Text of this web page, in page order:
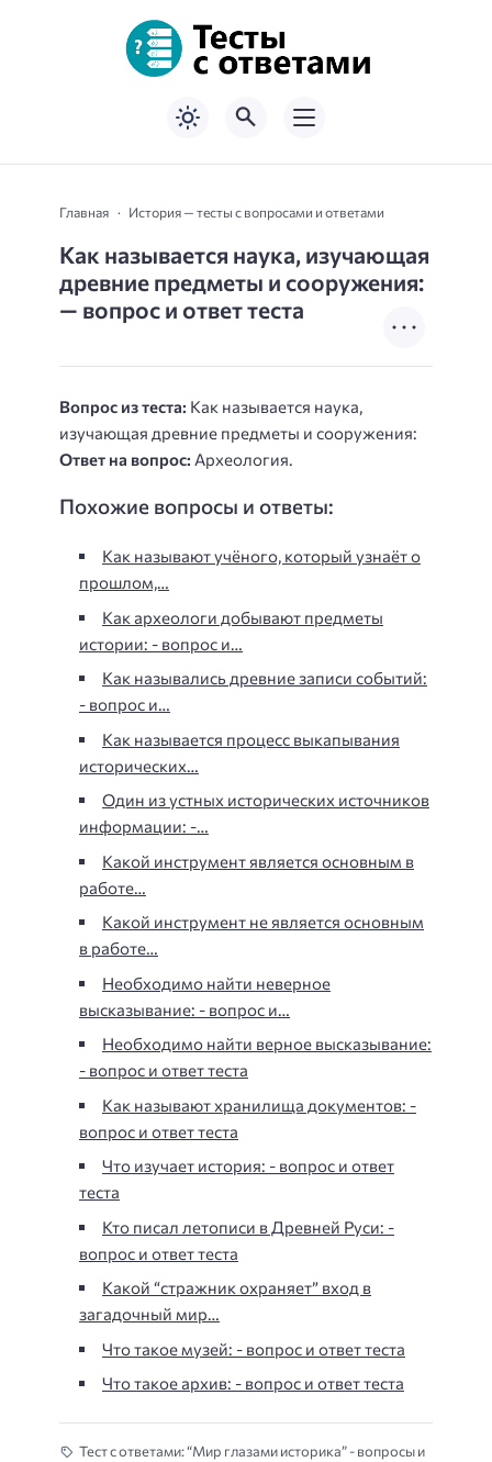
Главная История — тесты с вопросами и ответами
Как называется наука, изучающая
древние предметы и сооружения:
— вопрос и ответ теста
Вопрос из теста: Как называется наука,
изучающая древние предметы и сооружения:
Ответ на вопрос: Археология.
Похожие вопросы и ответы:
Как называют учёного, который узнаёт о
прошлом,…
Как археологи добывают предметы
истории: - вопрос и…
Как назывались древние записи событий:
- вопрос и…
Как называется процесс выкапывания
исторических…
Один из устных исторических источников
информации: -…
Какой инструмент является основным в
работе…
Какой инструмент не является основным
в работе…
Необходимо найти неверное
высказывание: - вопрос и…
Необходимо найти верное высказывание:
- вопрос и ответ теста
Как называют хранилища документов: -
вопрос и ответ теста
Что изучает история: - вопрос и ответ
теста
Кто писал летописи в Древней Руси: -
вопрос и ответ теста
Какой “стражник охраняет” вход в
загадочный мир…
Что такое музей: - вопрос и ответ теста
Что такое архив: - вопрос и ответ теста
Тест с ответами: “Мир глазами историка” - вопросы и